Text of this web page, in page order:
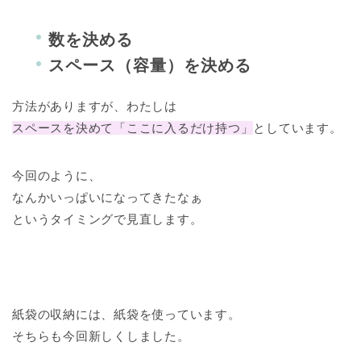
数を決める
スペース（容量）を決める
方法がありますが、わたしは
スペースを決めて「ここに入るだけ持つ」 としています。
今回のように、
なんかいっぱいになってきたなぁ
というタイミングで見直します。
紙袋の収納には、紙袋を使っています。
そちらも今回新しくしました。